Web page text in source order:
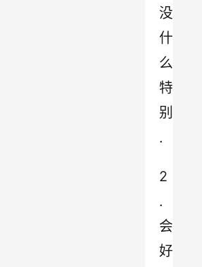
没
什
么
特
别
.
2
.
会
好